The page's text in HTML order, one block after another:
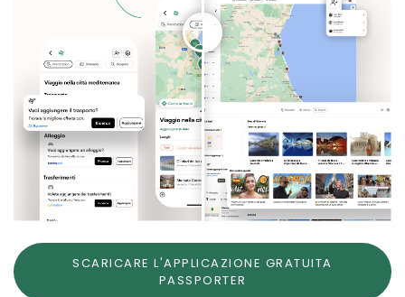
SCARICARE L'APPLICAZIONE GRATUITA
PASSPORTER